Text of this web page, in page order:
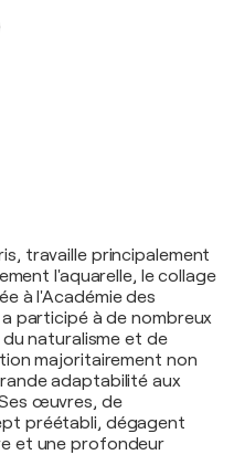
travaille principalement
l'aquarelle, le collage
à l'Académie des
participé à de nombreux
naturalisme et de
majoritairement non
adaptabilité aux
œuvres, de
préétabli, dégagent
et une profondeur